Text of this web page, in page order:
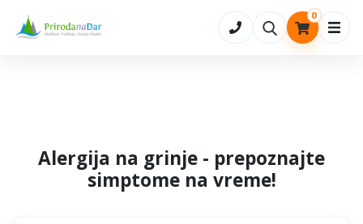
0
Alergija na grinje - prepoznajte
simptome na vreme!